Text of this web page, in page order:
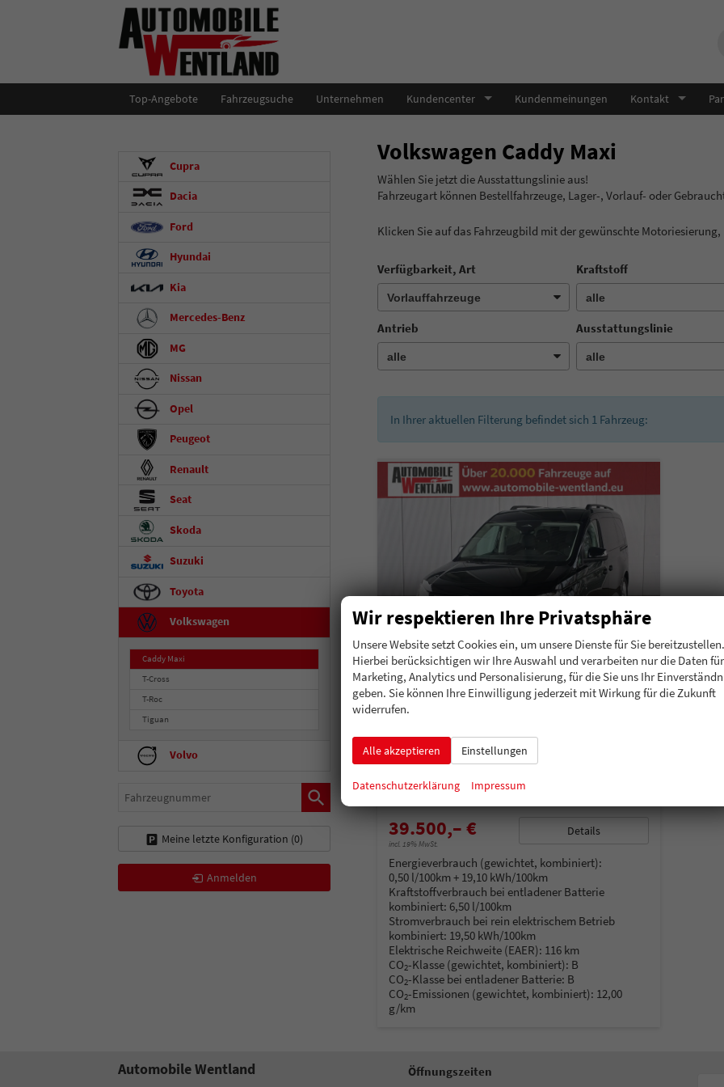
Top-Angebote Fahrzeugsuche Unternehmen Kundencenter Kundenmeinungen Kontakt
Volkswagen Caddy Maxi
Wählen Sie jetzt die
Fahrzeugart können Bestellfahrzeuge, Lager-, Vorlauf- oder
Klicken Sie auf das Fahrzeugbild mit der gewünschte
Verfügbarkeit, Art Kraftstoff
Antrieb Ausstattungslinie
In Ihrer aktuellen Filterung befindet sich 1 Fahrzeug:
Volkswagen Caddy Maxi
Fahrzeugnummer 214559 GetriebeAutomatik
Hybrid Benzin
39.500,– €
incl. 19% MwSt.
Details
Energieverbrauch (gewichtet, kombiniert):
0,50 l/100km + 19,10 kWh/100km
Kraftstoffverbrauch bei entladener Batterie
kombiniert: 6,50 l/100km
Stromverbrauch bei rein elektrischem Betrieb
kombiniert: 19,50 kWh/100km
Elektrische Reichweite (EAER): 116 km
CO2-Klasse (gewichtet, kombiniert): B
CO2-Klasse bei entladener Batterie: B
CO2-Emissionen (gewichtet, kombiniert): 12,00
g/km
Cupra
Dacia
Ford
Hyundai
Kia
Mercedes-Benz
MG
Nissan
Opel
Peugeot
Renault
Seat
Skoda
Suzuki
Toyota
Volkswagen
Caddy Maxi
T-Cross
T-Roc
Tiguan
Volvo
Fahrzeugnummer
Meine letzte Konfiguration (0)
Anmelden
Automobile Wentland
Öffnungszeiten
Wir respektieren Ihre Privatsphäre
Unsere Website setzt Cookies ein, um unsere Dienste für Sie bereitzustellen.
Hierbei berücksichtigen wir Ihre Auswahl und verarbeiten nur die Daten für
Marketing, Analytics und Personalisierung, für die Sie uns Ihr
geben. Sie können Ihre Einwilligung jederzeit mit Wirkung für die Zukunft
widerrufen.
Alle akzeptieren Einstellungen
Datenschutzerklärung Impressum